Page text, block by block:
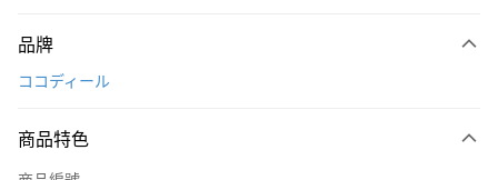
信用卡一次付款
LINE Pay
品牌
ココディール
商品特色